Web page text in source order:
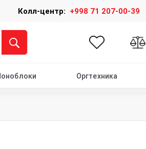
Колл-центр: +998 71 207-00-39
Оргтехника